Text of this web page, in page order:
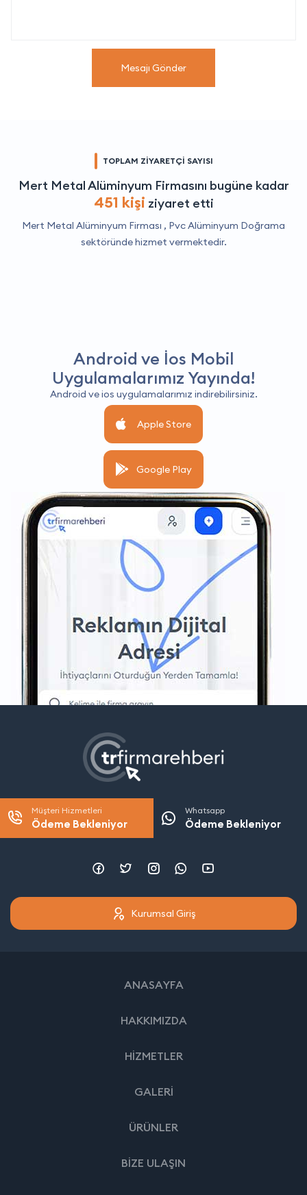
Mesajı Gönder
TOPLAM ZİYARETÇİ SAYISI
Mert Metal Alüminyum Firmasını bugüne kadar
451 kişi ziyaret etti
Mert Metal Alüminyum Firması , Pvc Alüminyum Doğrama
sektöründe hizmet vermektedir.
Android ve İos Mobil
Uygulamalarımız Yayında!
Android ve ios uygulamalarımız indirebilirsiniz.
Apple Store
Google Play
Müşteri Hizmetleri
Ödeme Bekleniyor
Whatsapp
Ödeme Bekleniyor
Kurumsal Giriş
ANASAYFA
HAKKIMIZDA
HİZMETLER
GALERİ
ÜRÜNLER
BİZE ULAŞIN